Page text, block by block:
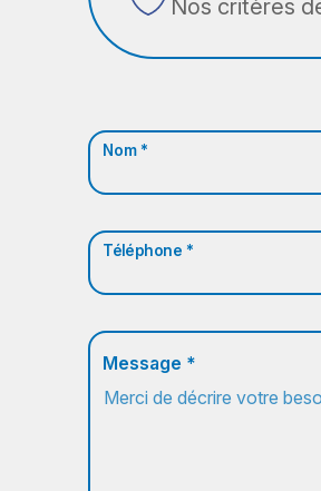
Nos critères
Nom *
Téléphone *
Message *